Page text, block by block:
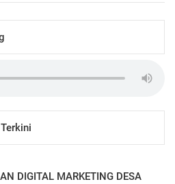
DIGITAL MARKETING DESA